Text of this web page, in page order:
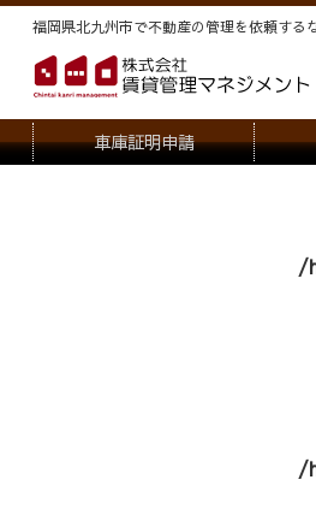
福岡県北九州市で不動産の管理を依頼する
車庫証明申請
/
/